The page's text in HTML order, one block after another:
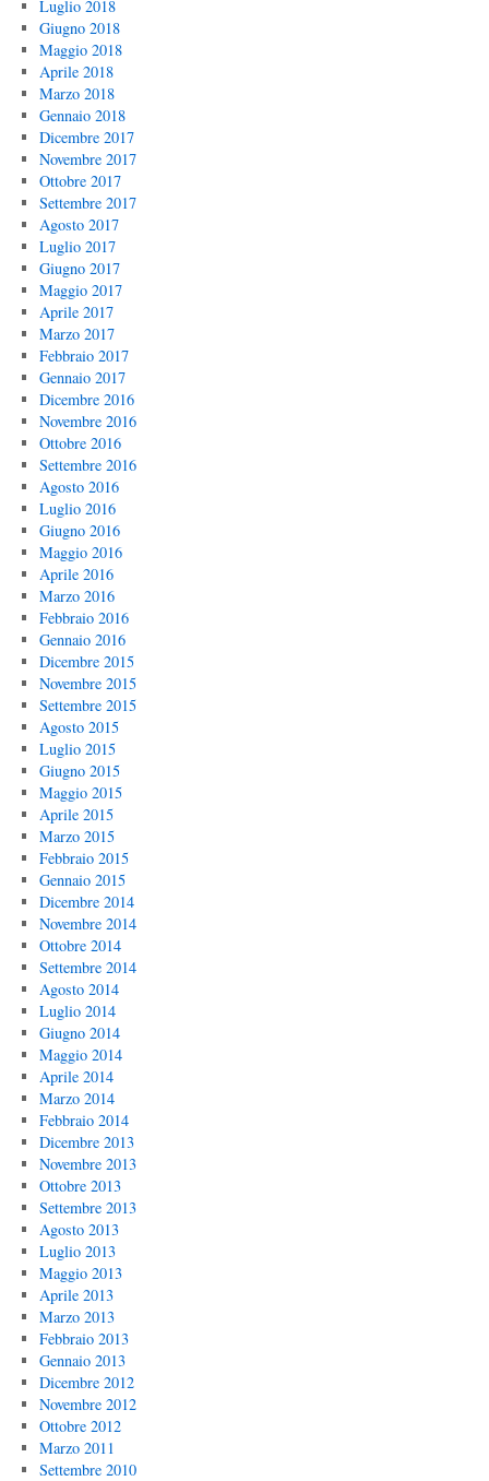
Luglio 2018
Giugno 2018
Maggio 2018
Aprile 2018
Marzo 2018
Gennaio 2018
Dicembre 2017
Novembre 2017
Ottobre 2017
Settembre 2017
Agosto 2017
Luglio 2017
Giugno 2017
Maggio 2017
Aprile 2017
Marzo 2017
Febbraio 2017
Gennaio 2017
Dicembre 2016
Novembre 2016
Ottobre 2016
Settembre 2016
Agosto 2016
Luglio 2016
Giugno 2016
Maggio 2016
Aprile 2016
Marzo 2016
Febbraio 2016
Gennaio 2016
Dicembre 2015
Novembre 2015
Settembre 2015
Agosto 2015
Luglio 2015
Giugno 2015
Maggio 2015
Aprile 2015
Marzo 2015
Febbraio 2015
Gennaio 2015
Dicembre 2014
Novembre 2014
Ottobre 2014
Settembre 2014
Agosto 2014
Luglio 2014
Giugno 2014
Maggio 2014
Aprile 2014
Marzo 2014
Febbraio 2014
Dicembre 2013
Novembre 2013
Ottobre 2013
Settembre 2013
Agosto 2013
Luglio 2013
Maggio 2013
Aprile 2013
Marzo 2013
Febbraio 2013
Gennaio 2013
Dicembre 2012
Novembre 2012
Ottobre 2012
Marzo 2011
Settembre 2010